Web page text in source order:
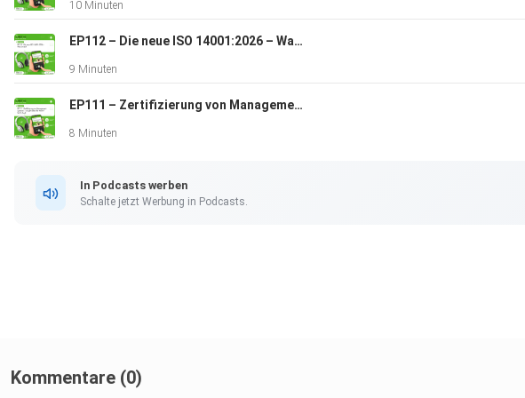
10 Minuten
EP112 – Die neue ISO 14001:2026 – Was ist neu?
9 Minuten
EP111 – Zertifizierung von Managementsystemen – was gilt neben der Norm? Teil 2: Audit
8 Minuten
In Podcasts werben
Schalte jetzt Werbung in Podcasts.
Kommentare (0)